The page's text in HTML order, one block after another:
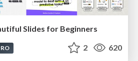
Slides for Beginners
2 620